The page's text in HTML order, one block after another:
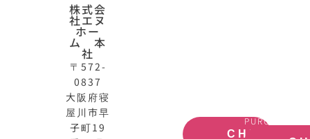
株式会
社エヌ
ホー
ム 本
社
〒572-
0837
大阪府寝
屋川市早
子町19
CHECK
PURCHASE